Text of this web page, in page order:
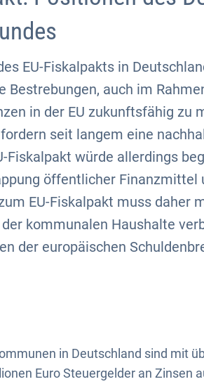
EU-Fiskalpakts in
Bestrebungen, auch im
in der EU zukunftsfähig zu
seit langem eine
Fiskalpakt würde allerdings
öffentlicher
EU-Fiskalpakt muss daher
kommunalen Haushalte
der europäischen
in Deutschland sind mit
Euro Steuergelder an Zinsen